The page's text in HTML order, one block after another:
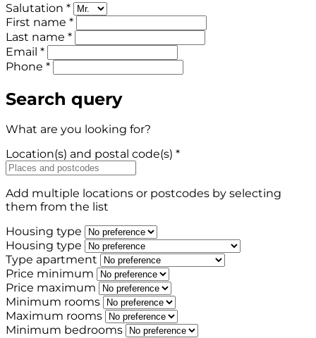
Salutation *
First name *
Last name *
Email *
Phone *
Search query
What are you looking for?
Location(s) and postal code(s) *
Add multiple locations or postcodes by selecting
them from the list
Housing type
Housing type
Type apartment
Price minimum
Price maximum
Minimum rooms
Maximum rooms
Minimum bedrooms